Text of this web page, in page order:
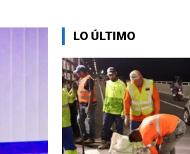
LO ÚLTIMO